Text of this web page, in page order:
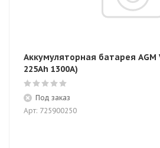
Аккумуляторная батарея
225Ah 1300A)
Под заказ
Арт: 725900250